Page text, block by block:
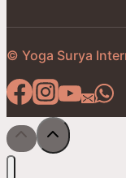
© Yoga Surya